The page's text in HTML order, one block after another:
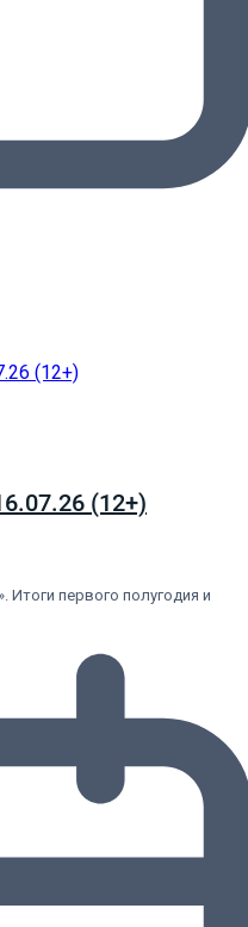
(12+)
первого полугодия и